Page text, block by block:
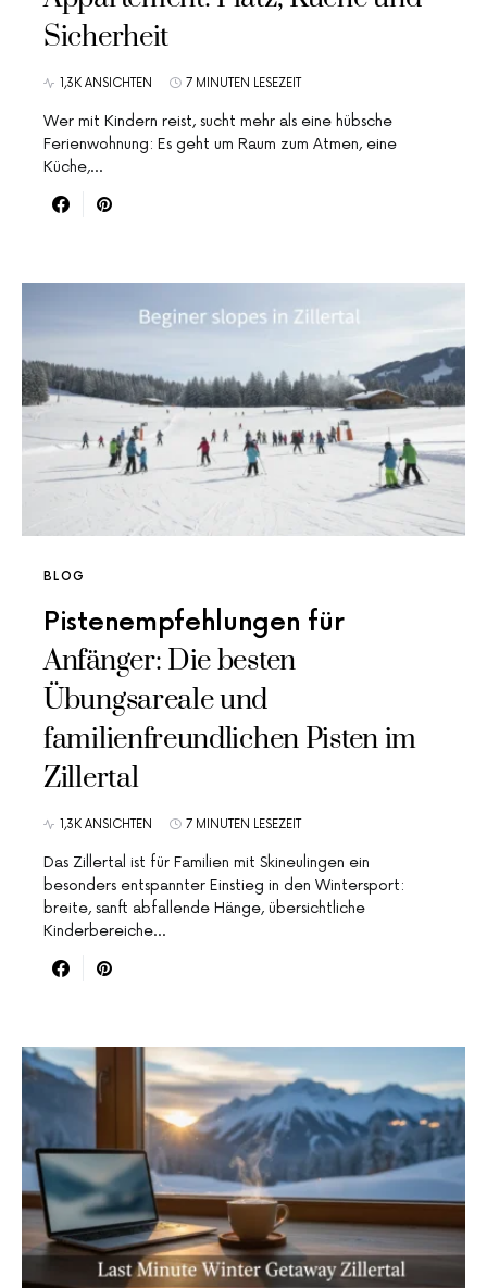
Sicherheit
1,3K ANSICHTEN 7 MINUTEN LESEZEIT
Wer mit Kindern reist, sucht mehr als eine hübsche
Ferienwohnung: Es geht um Raum zum Atmen, eine
Küche,…
BLOG
Pistenempfehlungen für
Anfänger: Die besten
Übungsareale und
familienfreundlichen Pisten im
Zillertal
1,3K ANSICHTEN 7 MINUTEN LESEZEIT
Das Zillertal ist für Familien mit Skineulingen ein
besonders entspannter Einstieg in den Wintersport:
breite, sanft abfallende Hänge, übersichtliche
Kinderbereiche…